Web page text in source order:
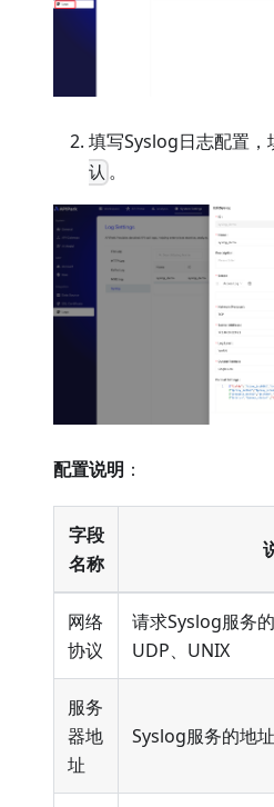
填写Syslog日志配置，
认 。
配置说明 ：
字段
名称
网络
协议
请求Syslog服务的
UDP、UNIX
服务
器地
址
Syslog服务的地址